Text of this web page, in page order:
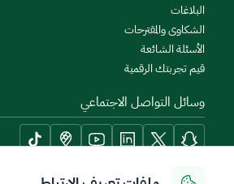
البلاغات
الشكاوى والمقترحات
الأسئلة الشائعة
قيم تجربتك الرقمية
وسائل التواصل الاجتماعي